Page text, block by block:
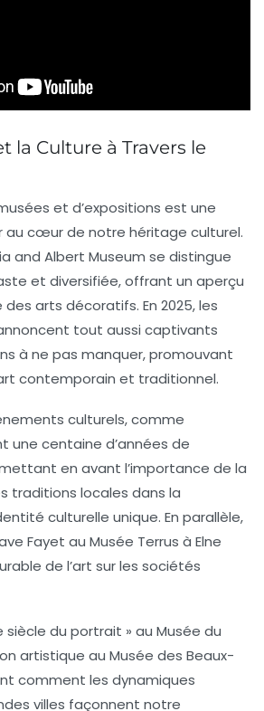
la Culture à Travers le
et d’expositions est une
au cœur de notre héritage culturel.
and Albert Museum se distingue
et diversifiée, offrant un aperçu
des arts décoratifs. En 2025, les
tout aussi captivants
à ne pas manquer, promouvant
contemporain et traditionnel.
culturels, comme
une centaine d’années de
en avant l’importance de la
traditions locales dans la
culturelle unique. En parallèle,
Fayet au Musée Terrus à Elne
de l’art sur les sociétés
siècle du portrait » au Musée du
artistique au Musée des Beaux-
comment les dynamiques
villes façonnent notre